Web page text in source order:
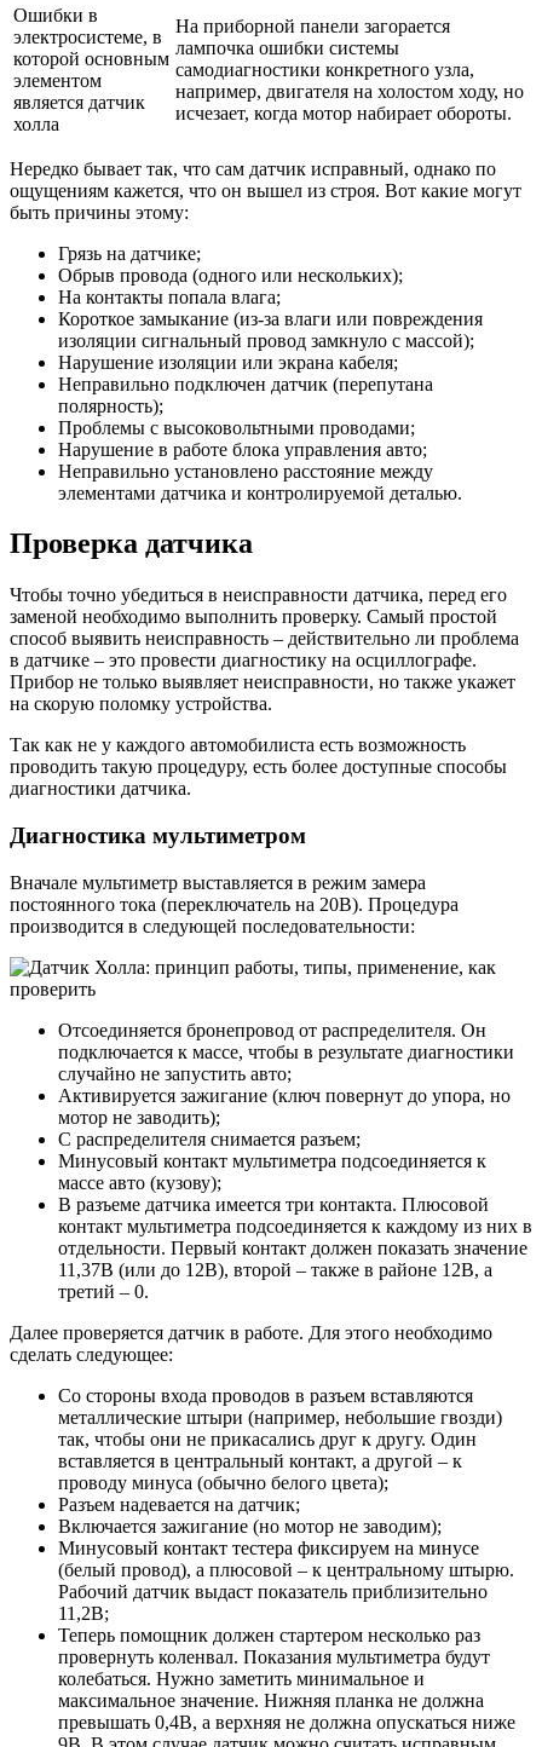
Ошибки в
электросистеме, в
которой основным
элементом
является датчик
холла
На приборной панели загорается
лампочка ошибки системы
самодиагностики конкретного узла,
например, двигателя на холостом ходу, но
исчезает, когда мотор набирает обороты.
Нередко бывает так, что сам датчик исправный, однако по
ощущениям кажется, что он вышел из строя. Вот какие могут
быть причины этому:
Грязь на датчике;
Обрыв провода (одного или нескольких);
На контакты попала влага;
Короткое замыкание (из-за влаги или повреждения
изоляции сигнальный провод замкнуло с массой);
Нарушение изоляции или экрана кабеля;
Неправильно подключен датчик (перепутана
полярность);
Проблемы с высоковольтными проводами;
Нарушение в работе блока управления авто;
Неправильно установлено расстояние между
элементами датчика и контролируемой деталью.
Проверка датчика
Чтобы точно убедиться в неисправности датчика, перед его
заменой необходимо выполнить проверку. Самый простой
способ выявить неисправность – действительно ли проблема
в датчике – это провести диагностику на осциллографе.
Прибор не только выявляет неисправности, но также укажет
на скорую поломку устройства.
Так как не у каждого автомобилиста есть возможность
проводить такую процедуру, есть более доступные способы
диагностики датчика.
Диагностика мультиметром
Вначале мультиметр выставляется в режим замера
постоянного тока (переключатель на 20В). Процедура
производится в следующей последовательности:
Отсоединяется бронепровод от распределителя. Он
подключается к массе, чтобы в результате диагностики
случайно не запустить авто;
Активируется зажигание (ключ повернут до упора, но
мотор не заводить);
С распределителя снимается разъем;
Минусовый контакт мультиметра подсоединяется к
массе авто (кузову);
В разъеме датчика имеется три контакта. Плюсовой
контакт мультиметра подсоединяется к каждому из них в
отдельности. Первый контакт должен показать значение
11,37В (или до 12В), второй – также в районе 12В, а
третий – 0.
Далее проверяется датчик в работе. Для этого необходимо
сделать следующее:
Со стороны входа проводов в разъем вставляются
металлические штыри (например, небольшие гвозди)
так, чтобы они не прикасались друг к другу. Один
вставляется в центральный контакт, а другой – к
проводу минуса (обычно белого цвета);
Разъем надевается на датчик;
Включается зажигание (но мотор не заводим);
Минусовый контакт тестера фиксируем на минусе
(белый провод), а плюсовой – к центральному штырю.
Рабочий датчик выдаст показатель приблизительно
11,2В;
Теперь помощник должен стартером несколько раз
провернуть коленвал. Показания мультиметра будут
колебаться. Нужно заметить минимальное и
максимальное значение. Нижняя планка не должна
превышать 0,4В, а верхняя не должна опускаться ниже